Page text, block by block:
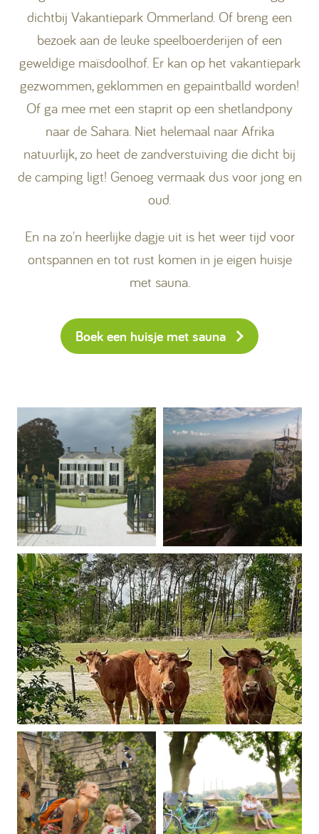
dichtbij Vakantiepark Ommerland. Of breng een
bezoek aan de leuke speelboerderijen of een
geweldige maïsdoolhof. Er kan op het vakantiepark
gezwommen, geklommen en gepaintballd worden!
Of ga mee met een staprit op een shetlandpony
naar de Sahara. Niet helemaal naar Afrika
natuurlijk, zo heet de zandverstuiving die dicht bij
de camping ligt! Genoeg vermaak dus voor jong en
oud.
En na zo'n heerlijke dagje uit is het weer tijd voor
ontspannen en tot rust komen in je eigen huisje
met sauna.
Boek een huisje met sauna